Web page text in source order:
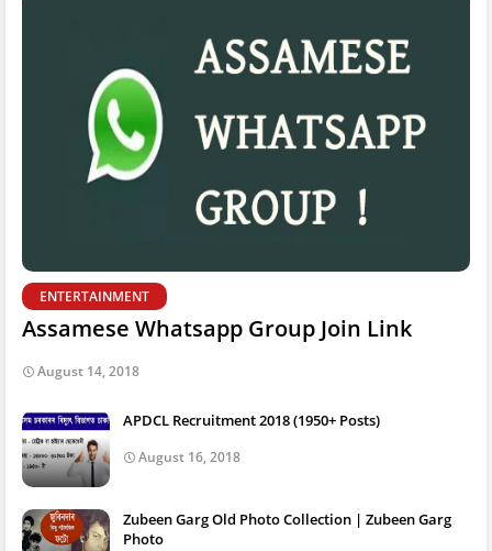
ENTERTAINMENT
Assamese Whatsapp Group Join Link
August 14, 2018
APDCL Recruitment 2018 (1950+ Posts)
August 16, 2018
Zubeen Garg Old Photo Collection | Zubeen Garg
Photo